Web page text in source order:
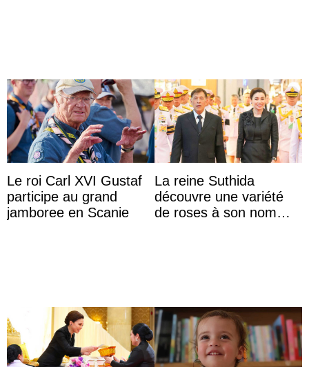
Le roi Carl XVI Gustaf
participe au grand
jamboree en Scanie
La reine Suthida
découvre une variété
de roses à son nom